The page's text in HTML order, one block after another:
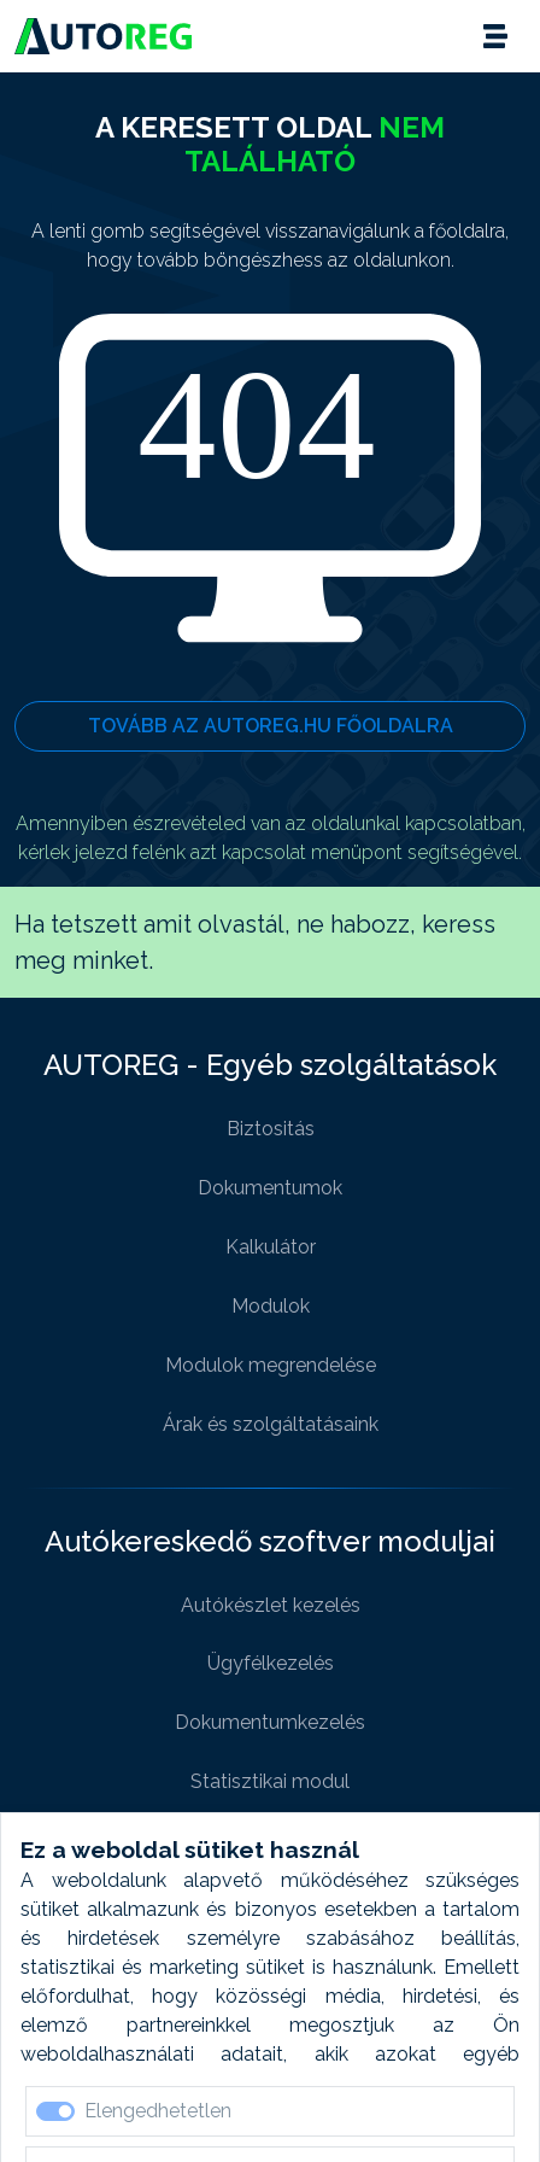
Ez a weboldal sütiket használ
A weboldalunk alapvető működéséhez szükséges
sütiket alkalmazunk és bizonyos esetekben a tartalom
és hirdetések személyre szabásához beállítás,
statisztikai és marketing sütiket is használunk. Emellett
előfordulhat, hogy közösségi média, hirdetési, és
elemző partnereinkkel megosztjuk az Ön
weboldalhasználati adatait, akik azokat egyéb
forrásokból gyűjtött adatokkal kombinálhatják. A sütik
elfogadásával kapcsolatosan naplózást végzünk és
ezen adatokat 6 hónap után automatikusan töröljük. A
Elengedhetetlen
A KERESETT OLDAL NEM
TALÁLHATÓ
A lenti gomb segítségével visszanavigálunk a főoldalra,
hogy tovább böngészhess az oldalunkon.
TOVÁBB AZ AUTOREG.HU FŐOLDALRA
Amennyiben észrevételed van az oldalunkal kapcsolatban,
kérlek jelezd felénk azt kapcsolat menüpont segítségével.
Ha tetszett amit olvastál, ne habozz, keress
meg minket.
AUTOREG - Egyéb szolgáltatások
Biztositás
Dokumentumok
Kalkulátor
Modulok
Modulok megrendelése
Árak és szolgáltatásaink
Autókereskedő szoftver moduljai
Autókészlet kezelés
Ügyfélkezelés
Dokumentumkezelés
Statisztikai modul
Weboldal modul
Fényképtár extra modul
Autómosó modul
Feladatütemezés